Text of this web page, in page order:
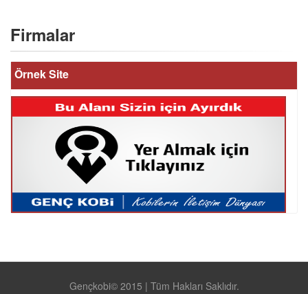
Firmalar
Örnek Site
Gençkobi© 2015 | Tüm Hakları Saklıdır.